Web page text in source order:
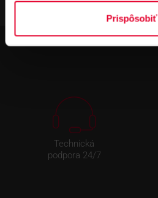
Prispôsobiť
Technická
podpora 24/7